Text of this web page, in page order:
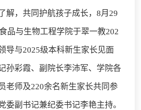
解，共同护航孩子成长，8月29
品与生物工程学院于翠一教202
导与2025级本科新生家长见面
孙彩霞、副院长李沛军、学院各
老师及220余名新生家长共同参
委副书记兼纪委书记李艳主持。